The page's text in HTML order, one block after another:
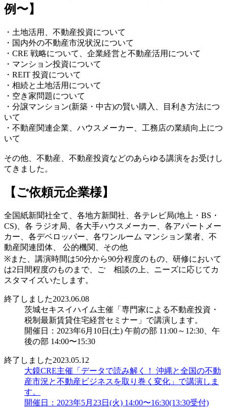
例〜】
・土地活用、不動産投資について
・国内外の不動産市況状況について
・CRE 戦略について、企業経営と不動産活用について
・マンション投資について
・REIT 投資について
・相続と土地活用について
・空き家問題について
・分譲マンション(新築・中古)の賢い購入、目利き方法につ
いて
・不動産関連企業、ハウスメーカー、工務店の業績向上につ
いて
その他、不動産、不動産投資などのあらゆる講演をお受けし
てきました。
【ご依頼元企業様】
全国紙新聞社全て、各地方新聞社、各テレビ局(地上・BS・
CS)、各 ラジオ局、各大手ハウスメーカー、各アパートメー
カー、各デベロッパー、各ワンルーム マンション業者、不
動産関連団体、 公的機関、その他
※また、講演時間は50分から90分程度のもの、研修において
は2日間程度のものまで、ご゙相談の上、ニーズに応じてカ
スタマイズいたします。
終了しました2023.06.08
茨城セキスイハイム主催「専門家による不動産投資・
税制最新賃貸住宅経営セミナー」で講演します。
開催日：2023年6月10日(土) 午前の部 11:00～12:30、午
後の部 14:00〜15:30
終了しました2023.05.12
大鏡CRE主催「データで読み解く！ 沖縄と全国の不動
産市況と不動産ビジネスを取り巻く変化」で講演しま
す。
開催日：2023年5月23日(火) 14:00〜16:30(13:30受付)